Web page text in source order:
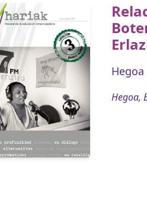
Hegoa
Hegoa,